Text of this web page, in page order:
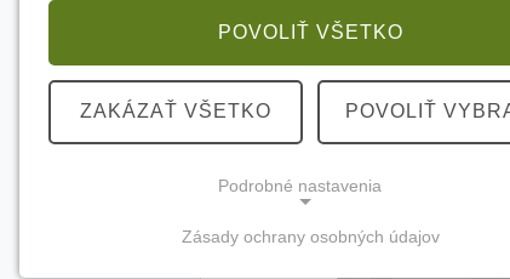
POVOLIŤ VŠETKO
ZAKÁZAŤ VŠETKO POVOLIŤ
Podrobné nastavenia
Zásady ochrany osobných údajov